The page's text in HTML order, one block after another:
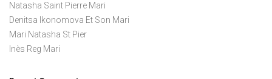
Natasha Saint Pierre Mari
Denitsa Ikonomova Et Son Mari
Mari Natasha St Pier
Inès Reg Mari